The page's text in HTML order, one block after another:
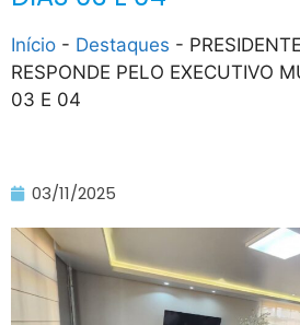
Início - Destaques -
RESPONDE PELO EXECUTIVO
03 E 04
03/11/2025